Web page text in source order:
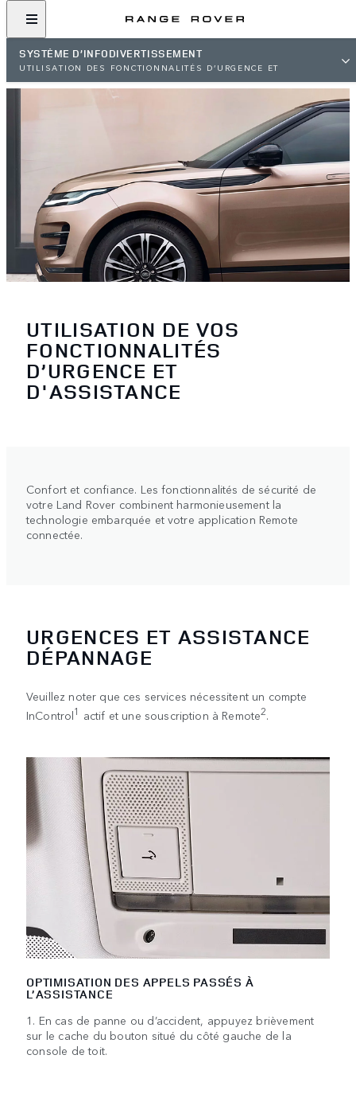
SYSTÈME D’INFODIVERTISSEMENT
UTILISATION DES FONCTIONNALITÉS D’URGENCE ET
UTILISATION DE VOS
FONCTIONNALITÉS
D’URGENCE ET
D'ASSISTANCE
Confort et confiance. Les fonctionnalités de sécurité de
votre Land Rover combinent harmonieusement la
technologie embarquée et votre application Remote
connectée.
URGENCES ET ASSISTANCE
DÉPANNAGE
Veuillez noter que ces services nécessitent un compte
InControl1 actif et une souscription à Remote2.
OPTIMISATION DES APPELS PASSÉS À
L’ASSISTANCE
1. En cas de panne ou d’accident, appuyez brièvement
sur le cache du bouton situé du côté gauche de la
console de toit.